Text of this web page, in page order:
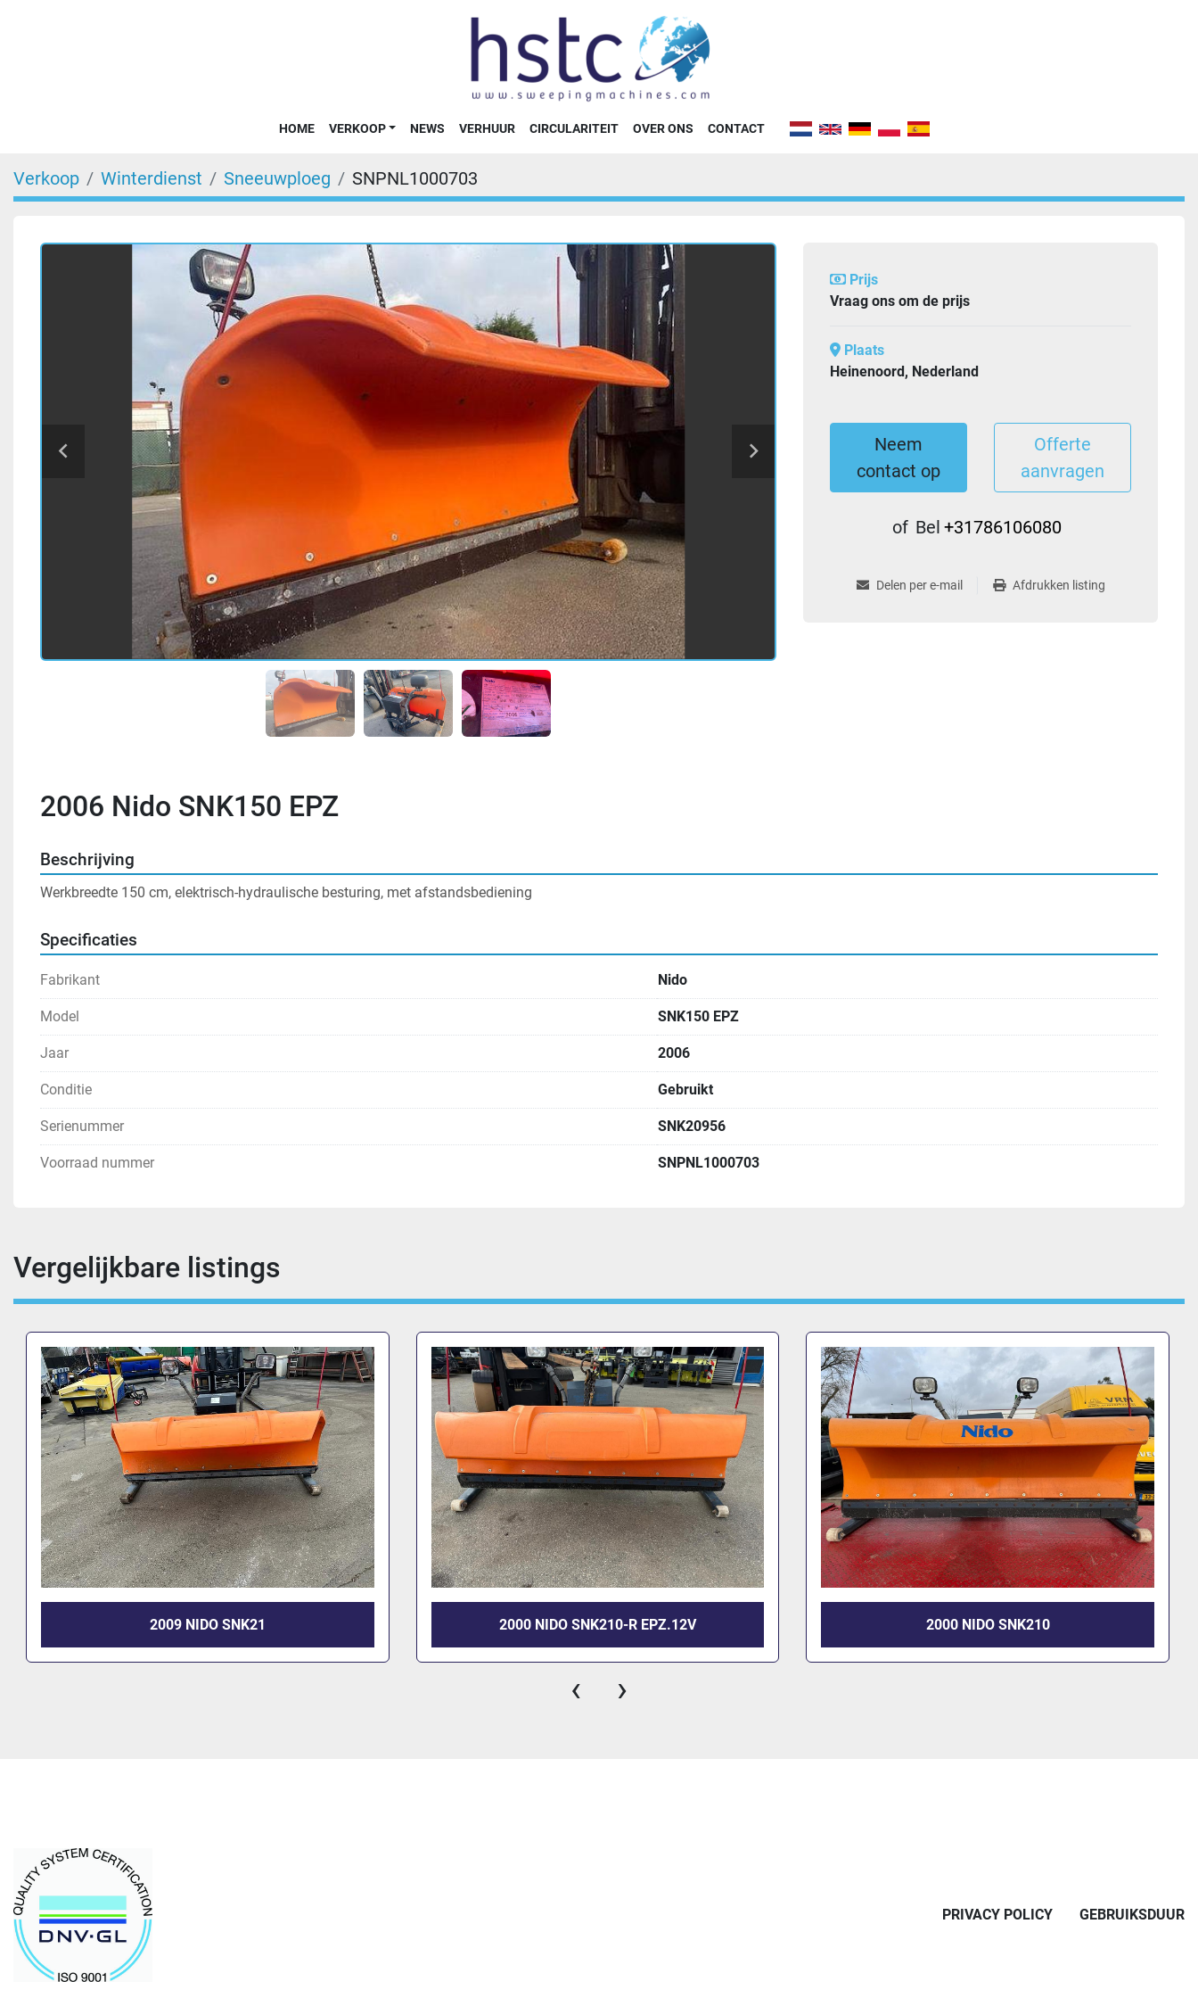
HOME VERKOOP NEWS VERHUUR CIRCULARITEIT OVER ONS CONTACT
Verkoop Winterdienst Sneeuwploeg SNPNL1000703
2006 Nido SNK150 EPZ
Prijs
Vraag ons om de prijs
Plaats
Heinenoord, Nederland
Neem
contact op
Offerte
aanvragen
of Bel +31786106080
Delen per e-mail Afdrukken listing
Beschrijving
Werkbreedte 150 cm, elektrisch-hydraulische besturing, met afstandsbediening
Specificaties
Fabrikant Nido
Model SNK150 EPZ
Jaar 2006
Conditie Gebruikt
Serienummer SNK20956
Voorraad nummer SNPNL1000703
Vergelijkbare listings
2000 NIDO SNK210-R EPZ.12V 2000 NIDO SNK210 1990 NIDO SNK180 RVR-S
‹ ›
PRIVACY POLICY GEBRUIKSDUUR